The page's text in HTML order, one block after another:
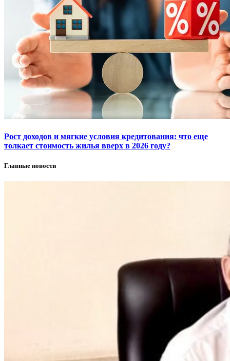
Рост доходов и мягкие условия кредитования: что еще
толкает стоимость жилья вверх в 2026 году?
Главные новости